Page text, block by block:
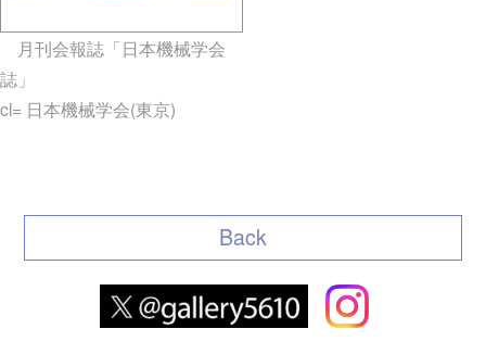
月刊会報誌「日本機械学会
誌」
cl= 日本機械学会(東京)
Back